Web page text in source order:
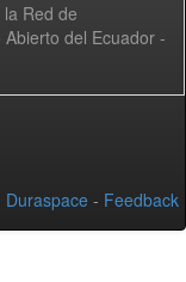
Red de
del Ecuador -
Duraspace - Feedback